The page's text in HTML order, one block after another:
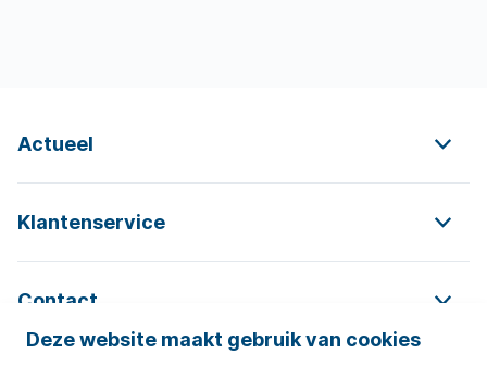
Deze website maakt gebruik van cookies
Actueel
Klantenservice
Contact